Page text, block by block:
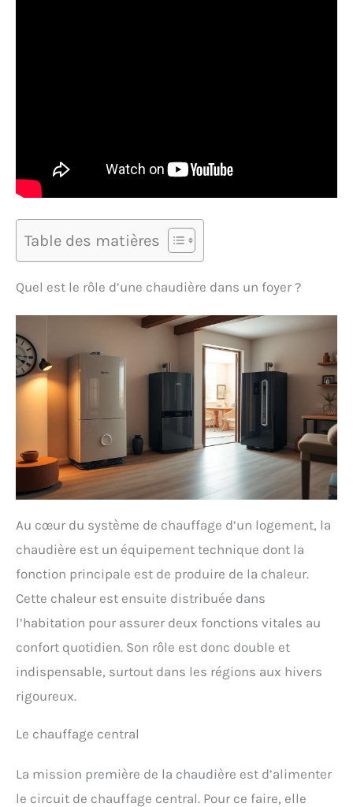
Table des matières
Quel est le rôle d’une chaudière dans un foyer ?
Au cœur du système de chauffage d’un logement, la
chaudière est un équipement technique dont la
fonction principale est de produire de la chaleur.
Cette chaleur est ensuite distribuée dans
l’habitation pour assurer deux fonctions vitales au
confort quotidien. Son rôle est donc double et
indispensable, surtout dans les régions aux hivers
rigoureux.
Le chauffage central
La mission première de la chaudière est d’alimenter
le circuit de chauffage central. Pour ce faire, elle